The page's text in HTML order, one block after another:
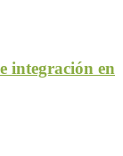
integración en